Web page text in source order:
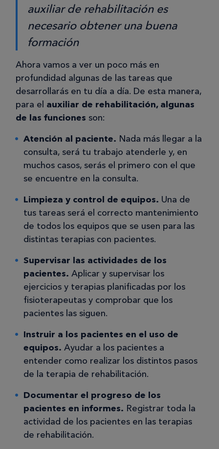
auxiliar de rehabilitación es
necesario obtener una buena
formación
Ahora vamos a ver un poco más en
profundidad algunas de las tareas que
desarrollarás en tu día a día. De esta manera,
para el auxiliar de rehabilitación, algunas
de las funciones son:
Atención al paciente. Nada más llegar a la
consulta, será tu trabajo atenderle y, en
muchos casos, serás el primero con el que
se encuentre en la consulta.
Limpieza y control de equipos. Una de
tus tareas será el correcto mantenimiento
de todos los equipos que se usen para las
distintas terapias con pacientes.
Supervisar las actividades de los
pacientes. Aplicar y supervisar los
ejercicios y terapias planificadas por los
fisioterapeutas y comprobar que los
pacientes las siguen.
Instruir a los pacientes en el uso de
equipos. Ayudar a los pacientes a
entender como realizar los distintos pasos
de la terapia de rehabilitación.
Documentar el progreso de los
pacientes en informes. Registrar toda la
actividad de los pacientes en las terapias
de rehabilitación.